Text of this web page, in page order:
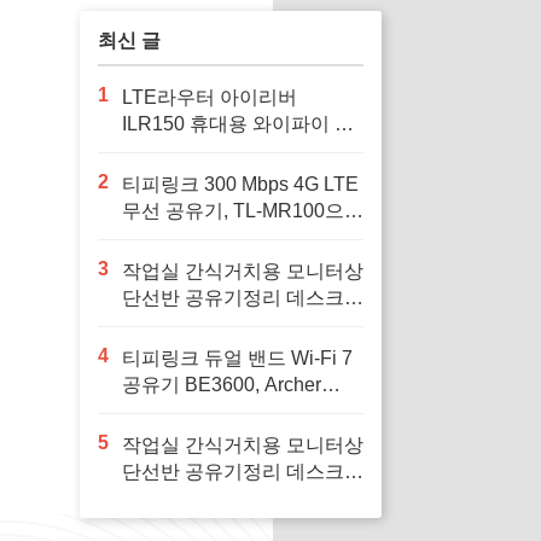
린 보호가 필수인 아
적합
최신 글
1
LTE라우터 아이리버
ILR150 휴대용 와이파이 공
중 안정적인 인터넷 연결을
위해
2
티피링크 300 Mbps 4G LTE
무선 공유기, TL-MR100으로
축하세요
3
작업실 간식거치용 모니터상
단선반 공유기정리 데스크꾸
업 공간을 깔끔하게 정리하
고 싶은 사람에게 필요하다
4
티피링크 듀얼 밴드 Wi-Fi 7
공유기 BE3600, Archer
넷 속도를 혁신하세요
5
작업실 간식거치용 모니터상
단선반 공유기정리 데스크꾸
택 근무 공간을 효율적으로